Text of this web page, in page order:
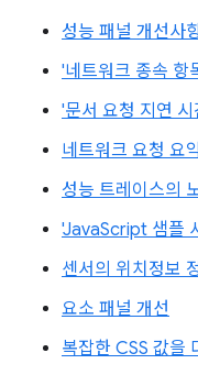
성능 패널 개선사
'네트워크 종속 항
'문서 요청 지연
네트워크 요청 요
성능 트레이스의
'JavaScript 샘플
센서의 위치정보
요소 패널 개선
복잡한 CSS 값을